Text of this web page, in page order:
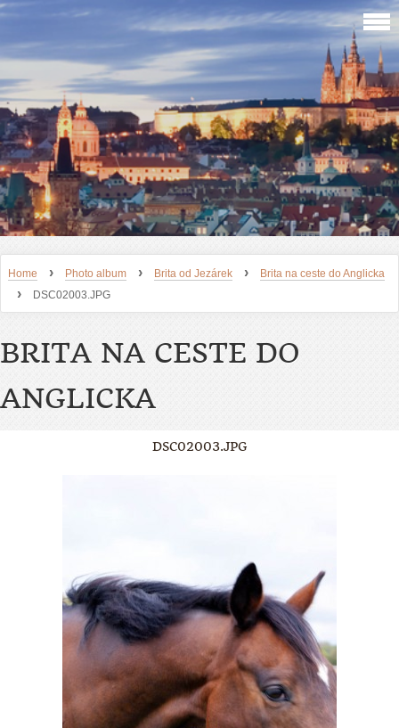
Home › Photo album › Brita od Jezárek › Brita na ceste do Anglicka
› DSC02003.JPG
BRITA NA CESTE DO
ANGLICKA
DSC02003.JPG